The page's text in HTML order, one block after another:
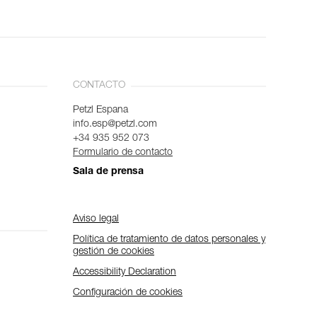
CONTACTO
Petzl Espana
info.esp@petzl.com
+34 935 952 073
Formulario de contacto
Sala de prensa
Aviso legal
Política de tratamiento de datos personales y
gestión de cookies
Accessibility Declaration
Configuración de cookies